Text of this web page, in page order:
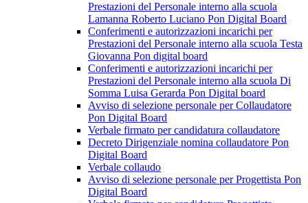
Prestazioni del Personale interno alla scuola
Lamanna Roberto Luciano Pon Digital Board
Conferimenti e autorizzazioni incarichi per
Prestazioni del Personale interno alla scuola Testa
Giovanna Pon digital board
Conferimenti e autorizzazioni incarichi per
Prestazioni del Personale interno alla scuola Di
Somma Luisa Gerarda Pon Digital board
Avviso di selezione personale per Collaudatore
Pon Digital Board
Verbale firmato per candidatura collaudatore
Decreto Dirigenziale nomina collaudatore Pon
Digital Board
Verbale collaudo
Avviso di selezione personale per Progettista Pon
Digital Board